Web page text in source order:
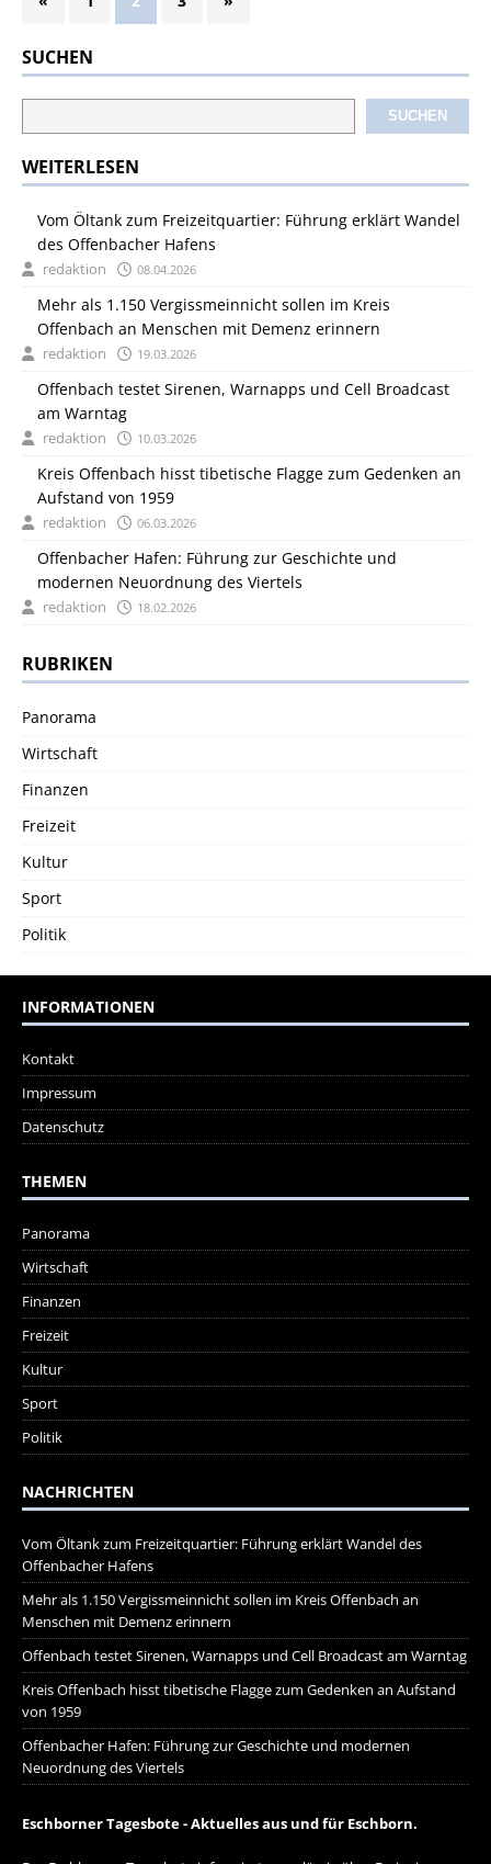
SUCHEN
SUCHEN
WEITERLESEN
Vom Öltank zum Freizeitquartier: Führung erklärt Wandel
des Offenbacher Hafens
redaktion 08.04.2026
Mehr als 1.150 Vergissmeinnicht sollen im Kreis
Offenbach an Menschen mit Demenz erinnern
redaktion 19.03.2026
Offenbach testet Sirenen, Warnapps und Cell Broadcast
am Warntag
redaktion 10.03.2026
Kreis Offenbach hisst tibetische Flagge zum Gedenken an
Aufstand von 1959
redaktion 06.03.2026
Offenbacher Hafen: Führung zur Geschichte und
modernen Neuordnung des Viertels
redaktion 18.02.2026
RUBRIKEN
Panorama
Wirtschaft
Finanzen
Freizeit
Kultur
Sport
Politik
INFORMATIONEN
Kontakt
Impressum
Datenschutz
THEMEN
Panorama
Wirtschaft
Finanzen
Freizeit
Kultur
Sport
Politik
NACHRICHTEN
Vom Öltank zum Freizeitquartier: Führung erklärt Wandel des
Offenbacher Hafens
Mehr als 1.150 Vergissmeinnicht sollen im Kreis Offenbach an
Menschen mit Demenz erinnern
Offenbach testet Sirenen, Warnapps und Cell Broadcast am Warntag
Kreis Offenbach hisst tibetische Flagge zum Gedenken an Aufstand
von 1959
Offenbacher Hafen: Führung zur Geschichte und modernen
Neuordnung des Viertels
Eschborner Tagesbote - Aktuelles aus und für Eschborn.